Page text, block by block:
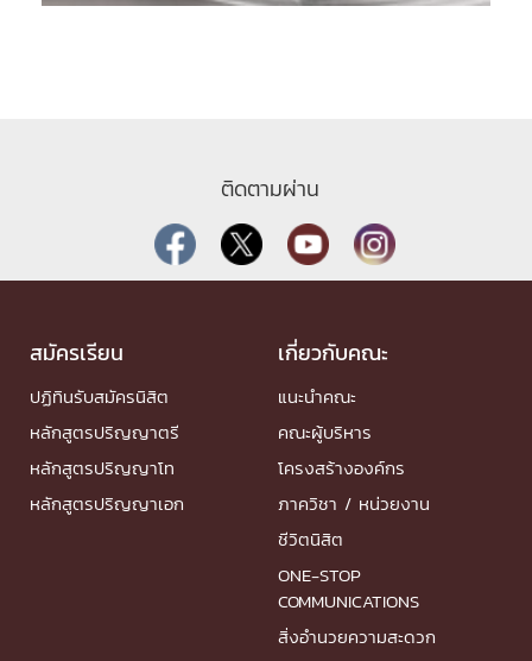
ติดตามผ่าน
สมัครเรียน
ปฏิทินรับสมัครนิสิต
หลักสูตรปริญญาตรี
หลักสูตรปริญญาโท
หลักสูตรปริญญาเอก
เกี่ยวกับคณะ
แนะนำคณะ
คณะผู้บริหาร
โครงสร้างองค์กร
ภาควิชา / หน่วยงาน
ชีวิตนิสิต
ONE-STOP
COMMUNICATIONS
สิ่งอำนวยความสะดวก